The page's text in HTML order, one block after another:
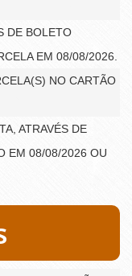
DE BOLETO
EM 08/08/2026.
NO CARTÃO
ATRAVÉS DE
EM 08/08/2026 OU